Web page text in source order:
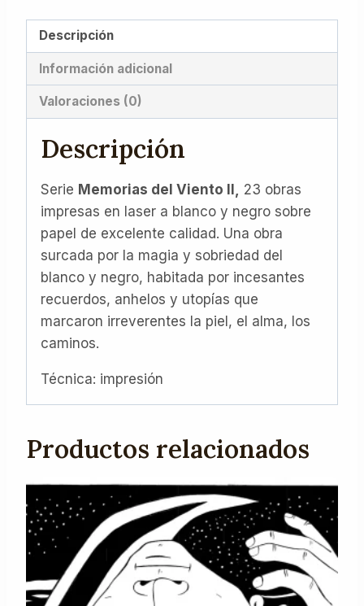
Descripción
Información adicional
Valoraciones (0)
Descripción
Serie Memorias del Viento II,
23 obras
impresas en laser a blanco y negro sobre
papel de excelente calidad. Una obra
surcada por la magia y sobriedad del
blanco y negro, habitada por incesantes
recuerdos, anhelos y utopías que
marcaron irreverentes la piel, el alma, los
caminos.
Técnica: impresión
Productos relacionados